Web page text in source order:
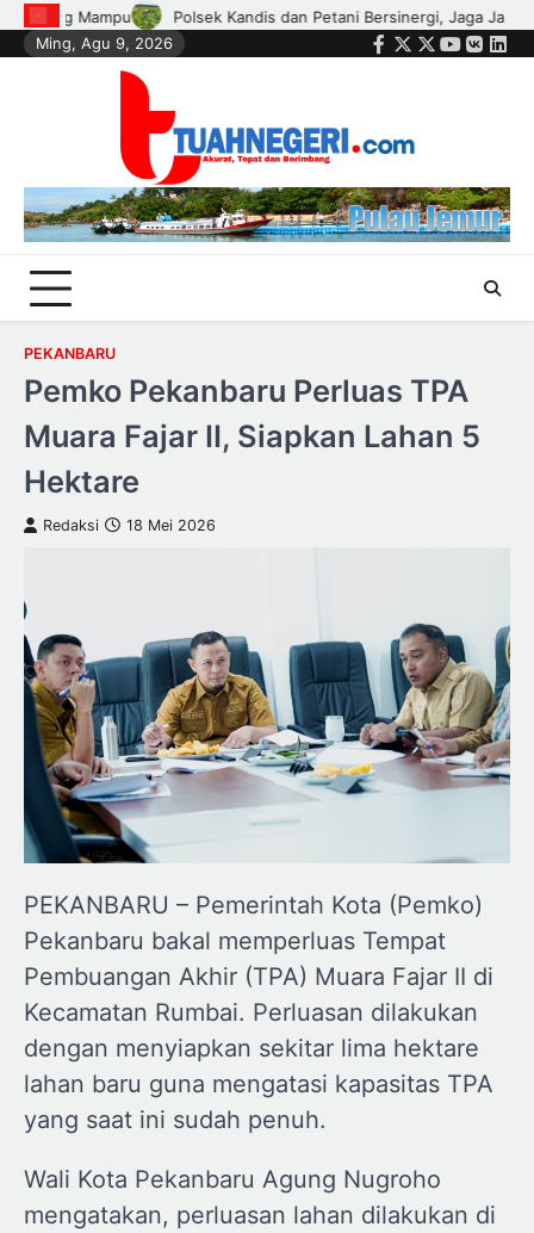
Skip
to
Jagung Tetap Tumbuh untuk Ketahanan Pangan
Wali Kota
Ming, Agu 9, 2026
Facebook
Twitter
Instagram
Youtube
VK
PEKANBARU
Pemko Pekanbaru Perluas TPA
Muara Fajar II, Siapkan Lahan 5
Hektare
Redaksi 18 Mei 2026
PEKANBARU – Pemerintah Kota (Pemko)
Pekanbaru bakal memperluas Tempat
Pembuangan Akhir (TPA) Muara Fajar II di
Kecamatan Rumbai. Perluasan dilakukan
dengan menyiapkan sekitar lima hektare
lahan baru guna mengatasi kapasitas TPA
yang saat ini sudah penuh.
Wali Kota Pekanbaru Agung Nugroho
mengatakan, perluasan lahan dilakukan di